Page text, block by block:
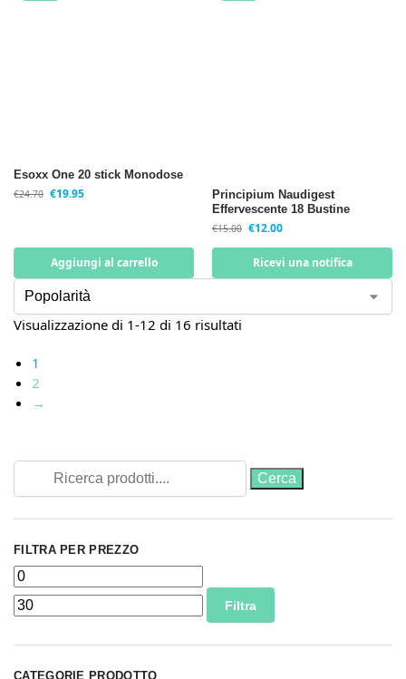
Esoxx One 20 stick Monodose
€24.70 €19.95
Aggiungi al carrello
Principium Naudigest
Effervescente 18 Bustine
€15.00 €12.00
Ricevi una notifica
Visualizzazione di 1-12 di 16 risultati
1
2
→
FILTRA PER PREZZO
Filtra
CATEGORIE PRODOTTO